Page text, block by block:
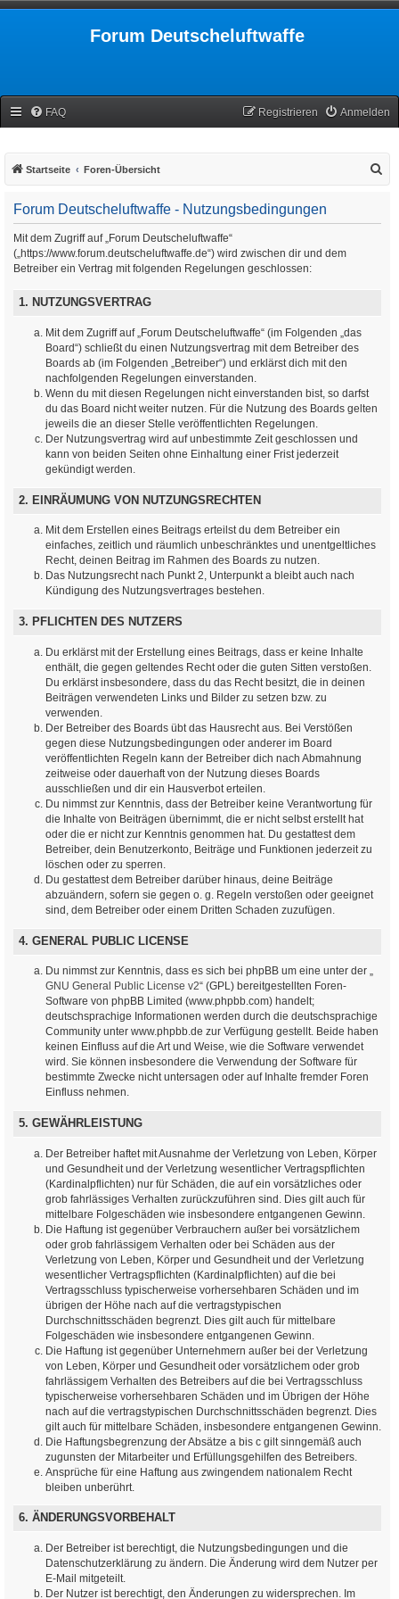
Forum Deutscheluftwaffe
FAQ Anmelden
Registrieren
Startseite Foren-Übersicht
Forum Deutscheluftwaffe - Nutzungsbedingungen
Mit dem Zugriff auf „Forum Deutscheluftwaffe“
(„https://www.forum.deutscheluftwaffe.de“) wird zwischen dir und dem
Betreiber ein Vertrag mit folgenden Regelungen geschlossen:
1. NUTZUNGSVERTRAG
Mit dem Zugriff auf „Forum Deutscheluftwaffe“ (im Folgenden „das
Board“) schließt du einen Nutzungsvertrag mit dem Betreiber des
Boards ab (im Folgenden „Betreiber“) und erklärst dich mit den
nachfolgenden Regelungen einverstanden.
Wenn du mit diesen Regelungen nicht einverstanden bist, so darfst
du das Board nicht weiter nutzen. Für die Nutzung des Boards gelten
jeweils die an dieser Stelle veröffentlichten Regelungen.
Der Nutzungsvertrag wird auf unbestimmte Zeit geschlossen und
kann von beiden Seiten ohne Einhaltung einer Frist jederzeit
gekündigt werden.
2. EINRÄUMUNG VON NUTZUNGSRECHTEN
Mit dem Erstellen eines Beitrags erteilst du dem Betreiber ein
einfaches, zeitlich und räumlich unbeschränktes und unentgeltliches
Recht, deinen Beitrag im Rahmen des Boards zu nutzen.
Das Nutzungsrecht nach Punkt 2, Unterpunkt a bleibt auch nach
Kündigung des Nutzungsvertrages bestehen.
3. PFLICHTEN DES NUTZERS
Du erklärst mit der Erstellung eines Beitrags, dass er keine Inhalte
enthält, die gegen geltendes Recht oder die guten Sitten verstoßen.
Du erklärst insbesondere, dass du das Recht besitzt, die in deinen
Beiträgen verwendeten Links und Bilder zu setzen bzw. zu
verwenden.
Der Betreiber des Boards übt das Hausrecht aus. Bei Verstößen
gegen diese Nutzungsbedingungen oder anderer im Board
veröffentlichten Regeln kann der Betreiber dich nach Abmahnung
zeitweise oder dauerhaft von der Nutzung dieses Boards
ausschließen und dir ein Hausverbot erteilen.
Du nimmst zur Kenntnis, dass der Betreiber keine Verantwortung für
die Inhalte von Beiträgen übernimmt, die er nicht selbst erstellt hat
oder die er nicht zur Kenntnis genommen hat. Du gestattest dem
Betreiber, dein Benutzerkonto, Beiträge und Funktionen jederzeit zu
löschen oder zu sperren.
Du gestattest dem Betreiber darüber hinaus, deine Beiträge
abzuändern, sofern sie gegen o. g. Regeln verstoßen oder geeignet
sind, dem Betreiber oder einem Dritten Schaden zuzufügen.
4. GENERAL PUBLIC LICENSE
Du nimmst zur Kenntnis, dass es sich bei phpBB um eine unter der „
GNU General Public License v2“ (GPL) bereitgestellten Foren-
Software von phpBB Limited (www.phpbb.com) handelt;
deutschsprachige Informationen werden durch die deutschsprachige
Community unter www.phpbb.de zur Verfügung gestellt. Beide haben
keinen Einfluss auf die Art und Weise, wie die Software verwendet
wird. Sie können insbesondere die Verwendung der Software für
bestimmte Zwecke nicht untersagen oder auf Inhalte fremder Foren
Einfluss nehmen.
5. GEWÄHRLEISTUNG
Der Betreiber haftet mit Ausnahme der Verletzung von Leben, Körper
und Gesundheit und der Verletzung wesentlicher Vertragspflichten
(Kardinalpflichten) nur für Schäden, die auf ein vorsätzliches oder
grob fahrlässiges Verhalten zurückzuführen sind. Dies gilt auch für
mittelbare Folgeschäden wie insbesondere entgangenen Gewinn.
Die Haftung ist gegenüber Verbrauchern außer bei vorsätzlichem
oder grob fahrlässigem Verhalten oder bei Schäden aus der
Verletzung von Leben, Körper und Gesundheit und der Verletzung
wesentlicher Vertragspflichten (Kardinalpflichten) auf die bei
Vertragsschluss typischerweise vorhersehbaren Schäden und im
übrigen der Höhe nach auf die vertragstypischen
Durchschnittsschäden begrenzt. Dies gilt auch für mittelbare
Folgeschäden wie insbesondere entgangenen Gewinn.
Die Haftung ist gegenüber Unternehmern außer bei der Verletzung
von Leben, Körper und Gesundheit oder vorsätzlichem oder grob
fahrlässigem Verhalten des Betreibers auf die bei Vertragsschluss
typischerweise vorhersehbaren Schäden und im Übrigen der Höhe
nach auf die vertragstypischen Durchschnittsschäden begrenzt. Dies
gilt auch für mittelbare Schäden, insbesondere entgangenen Gewinn.
Die Haftungsbegrenzung der Absätze a bis c gilt sinngemäß auch
zugunsten der Mitarbeiter und Erfüllungsgehilfen des Betreibers.
Ansprüche für eine Haftung aus zwingendem nationalem Recht
bleiben unberührt.
6. ÄNDERUNGSVORBEHALT
Der Betreiber ist berechtigt, die Nutzungsbedingungen und die
Datenschutzerklärung zu ändern. Die Änderung wird dem Nutzer per
E-Mail mitgeteilt.
Der Nutzer ist berechtigt, den Änderungen zu widersprechen. Im